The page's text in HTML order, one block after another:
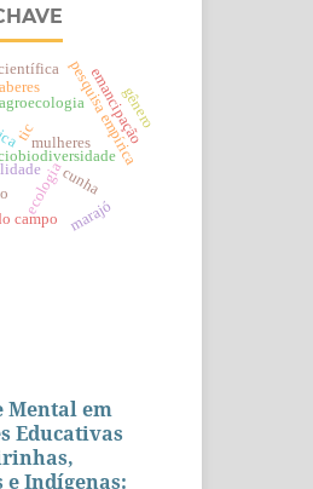
pesquisa empírica
ecologia
mulheres
agroecologiaemancipação
campo
cunha
gênero
tic
marajó
Mental em
Educativas
Indígenas: